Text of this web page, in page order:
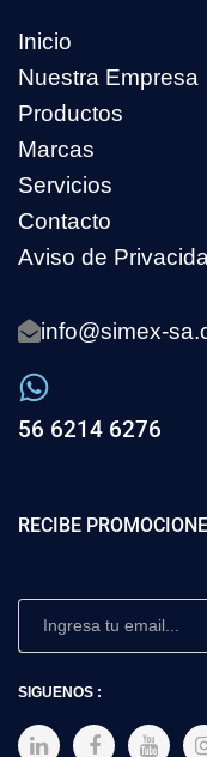
Inicio
Nuestra Empresa
Productos
Marcas
Servicios
Contacto
Aviso de
info@simex-
56 6214 6276
RECIBE
SIGUENOS :